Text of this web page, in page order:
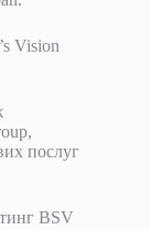
Vision
послуг
BSV